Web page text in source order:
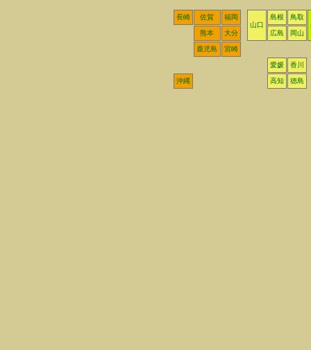
長崎 佐賀
福岡
山口
島根
鳥取
熊本
大分 広島 岡山
鹿児島 宮崎
愛媛 香川
沖縄 高知 徳島